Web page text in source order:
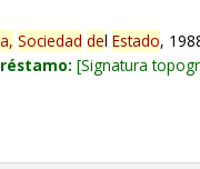
Sociedad delEstado,
Signatura